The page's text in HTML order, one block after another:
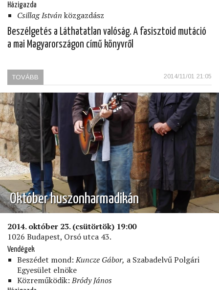
Házigazda
Csillag István közgazdász
Beszélgetés a Láthatatlan valóság. A fasisztoid mutáció
a mai Magyarországon című könyvről
2014/11/01 21:05
TOVÁBB
REJTHETŐ
EL
A
SZÉLSŐJOBBOLDALI
URALOM
DEMOKRÁCIA
ÁLARCA
MÖGÉ)
Október huszonharmadikán
2014. október 23. (csütörtök) 19:00
1026 Budapest, Orsó utca 43.
Vendégek
Beszédet mond:Kuncze Gábor, a Szabadelvű Polgári
Egyesület elnöke
Közreműködik:Bródy János